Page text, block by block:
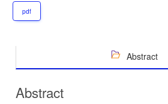
pdf
Abstract
Abstract